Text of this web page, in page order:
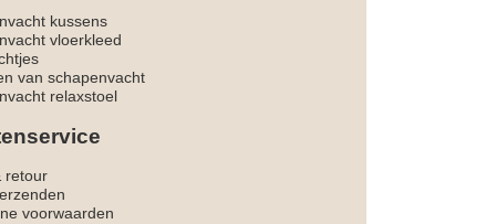
kussens
vloerkleed
van schapenvacht
relaxstoel
retour
voorwaarden